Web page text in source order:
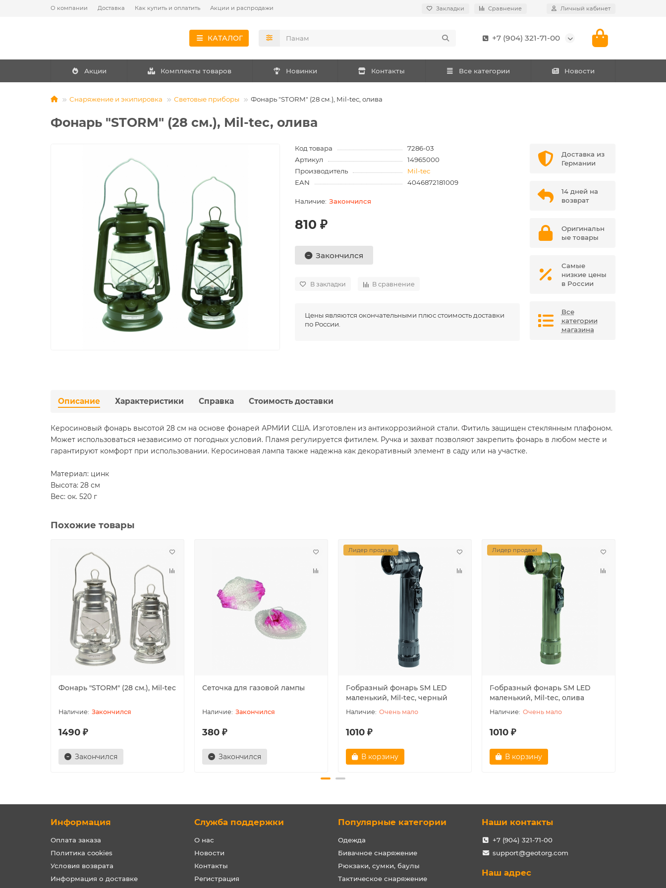
О компании Доставка Как купить и оплатить Акции и распродажи Закладки Сравнение Личный кабинет
КАТАЛОГ +7 (904) 321-71-00
Акции Комплекты товаров Новинки Контакты Все категории Новости
Снаряжение и экипировка Световые приборы Фонарь "STORM" (28 см.), Mil-tec, олива
Фонарь "STORM" (28 см.), Mil-tec, олива
Код товара
7286-03
Артикул
14965000
Производитель
Mil-tec
EAN
4046872181009
Закончился
810 ₽
Закончился
В закладки В сравнение
Цены являются окончательными плюс стоимость доставки
по России.
Доставка из
Германии
14 дней на
возврат
Оригинальн
ые товары
Самые
низкие цены
в России
Все
категории
магазина
Описание Характеристики Справка Стоимость доставки
Керосиновый фонарь высотой 28 см на основе фонарей АРМИИ США. Изготовлен из антикоррозийной стали. Фитиль защищен стеклянным плафоном.
Может использоваться независимо от погодных условий. Пламя регулируется фитилем. Ручка и захват позволяют закрепить фонарь в любом месте и
гарантируют комфорт при использовании. Керосиновая лампа также надежна как декоративный элемент в саду или на участке.
Материал: цинк
Высота: 28 см
Вес: ок. 520 г
Похожие товары
Фонарь "STORM" (28 см.), Mil-tec
Закончился
1490 ₽
Закончился
Сеточка для газовой лампы
Закончился
380 ₽
Закончился
Лидер продаж!
Г-образный фонарь SM LED
маленький, Mil-tec, черный
Очень мало
1010 ₽
В корзину
Лидер продаж!
Г-образный фонарь SM LED
маленький, Mil-tec, олива
Очень мало
1010 ₽
В корзину
Информация
Оплата заказа
Политика cookies
Условия возврата
Информация о доставке
Служба поддержки
О нас
Новости
Контакты
Регистрация
Популярные категории
Одежда
Бивачное снаряжение
Рюкзаки, сумки, баулы
Тактическое снаряжение
Наши контакты
+7 (904) 321-71-00
support@geotorg.com
Наш адрес